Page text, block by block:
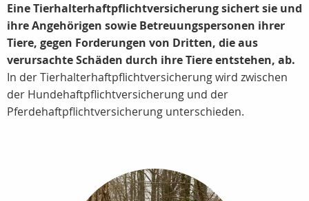
Eine Tierhalterhaftpflichtversicherung sichert sie und
ihre Angehörigen sowie Betreuungspersonen ihrer
Tiere, gegen Forderungen von Dritten, die aus
verursachte Schäden durch ihre Tiere entstehen, ab.
In der Tierhalterhaftpflichtversicherung wird zwischen
der Hundehaftpflichtversicherung und der
Pferdehaftpflichtversicherung unterschieden.